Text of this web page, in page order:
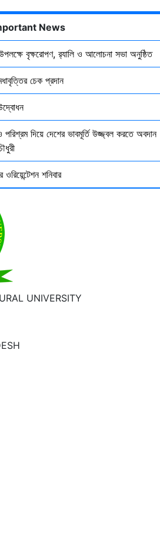
News
বৃক্ষরোপণ, র‍্যালি ও আলোচনা সভা অনুষ্ঠিত
চেক প্রদান
দিয়ে দেশের ভাবমূর্তি উজ্জ্বল করতে অবদান
ওরিয়েন্টেশন শনিবার
UNIVERSITY